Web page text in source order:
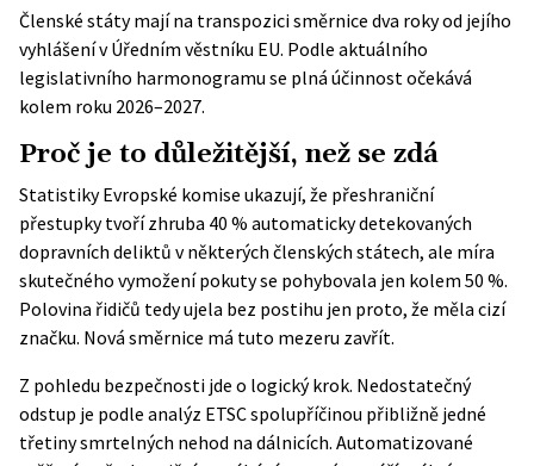
Členské státy mají na transpozici směrnice dva roky od jejího
vyhlášení v Úředním věstníku EU. Podle aktuálního
legislativního harmonogramu se plná účinnost očekává
kolem roku 2026–2027.
Proč je to důležitější, než se zdá
StatistikyEvropské komise ukazují, že přeshraniční
přestupky tvoří zhruba 40 % automaticky detekovaných
dopravních deliktů v některých členských státech, ale míra
skutečného vymožení pokuty se pohybovala jen kolem 50 %.
Polovina řidičů tedy ujela bez postihu jen proto, že měla cizí
značku. Nová směrnice má tuto mezeru zavřít.
Z pohledu bezpečnosti jde o logický krok. Nedostatečný
odstup je podle analýz ETSCspolupříčinou přibližně jedné
třetiny smrtelných nehod na dálnicích. Automatizované